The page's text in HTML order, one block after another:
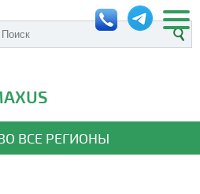
ВСЕ РЕГИОНЫ